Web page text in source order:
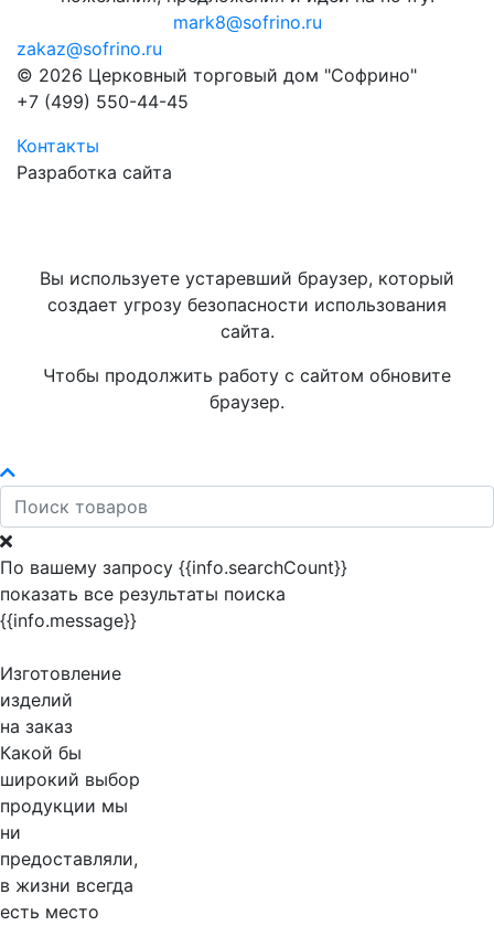
mark8@sofrino.ru
zakaz@sofrino.ru
© 2026 Церковный торговый дом "Софрино"
+7 (499) 550-44-45
Контакты
Разработка сайта
Вы используете устаревший браузер, который
создает угрозу безопасности использования
сайта.
Чтобы продолжить работу с сайтом обновите
браузер.
По вашему запросу {{info.searchCount}}
показать все результаты поиска
{{info.message}}
Изготовление
изделий
на заказ
Какой бы
широкий выбор
продукции мы
ни
предоставляли,
в жизни всегда
есть место